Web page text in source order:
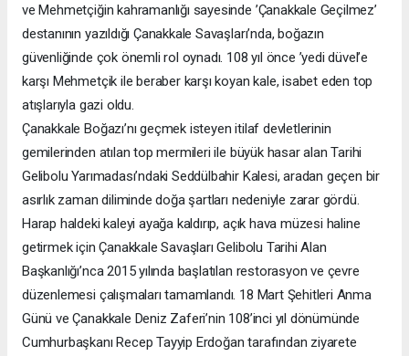
ve Mehmetçiğin kahramanlığı sayesinde ’Çanakkale Geçilmez’
destanının yazıldığı Çanakkale Savaşları’nda, boğazın
güvenliğinde çok önemli rol oynadı. 108 yıl önce ’yedi düvel’e
karşı Mehmetçik ile beraber karşı koyan kale, isabet eden top
atışlarıyla gazi oldu.
Çanakkale Boğazı’nı geçmek isteyen itilaf devletlerinin
gemilerinden atılan top mermileri ile büyük hasar alan Tarihi
Gelibolu Yarımadası’ndaki Seddülbahir Kalesi, aradan geçen bir
asırlık zaman diliminde doğa şartları nedeniyle zarar gördü.
Harap haldeki kaleyi ayağa kaldırıp, açık hava müzesi haline
getirmek için Çanakkale Savaşları Gelibolu Tarihi Alan
Başkanlığı’nca 2015 yılında başlatılan restorasyon ve çevre
düzenlemesi çalışmaları tamamlandı. 18 Mart Şehitleri Anma
Günü ve Çanakkale Deniz Zaferi’nin 108’inci yıl dönümünde
Cumhurbaşkanı Recep Tayyip Erdoğan tarafından ziyarete